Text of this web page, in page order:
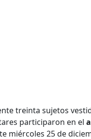
treinta sujetos
participaron en el
miércoles 25 de